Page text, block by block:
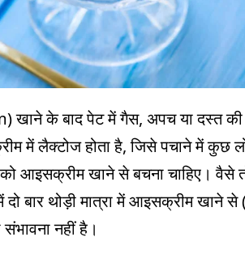
के बाद पेट में गैस, अपच या दस्त की
में लैक्टोज होता है, जिसे पचाने में कुछ
को आइसक्रीम खाने से बचना चाहिए। वैसे
बार थोड़ी मात्रा में आइसक्रीम खाने
नहीं है।